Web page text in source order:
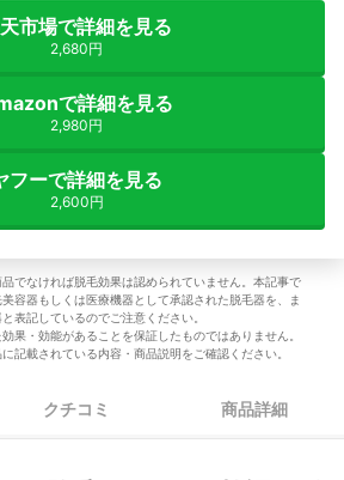
市場で詳細を見る
2,680円
で詳細を見る
2,980円
フーで詳細を見る
2,600円
でなければ脱毛効果は認められていません。本記事で
容器もしくは医療機器として承認された脱毛器を、ま
表記しているのでご注意ください。
果・効能があることを保証したものではありません。
記載されている内容・商品説明をご確認ください。
クチコミ 商品詳細